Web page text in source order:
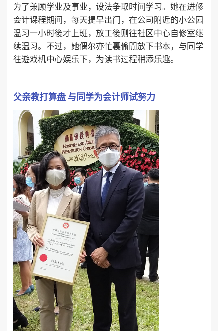
为了兼顾学业及事业，设法争取时间学习。她在进修
会计课程期间，每天提早出门，在公司附近的小公园
温习一小时後才上班，放工後则往社区中心自修室继
续温习。不过，她偶尔亦忙裏偷閒放下书本，与同学
往遊戏机中心娱乐下，为读书过程稍添乐趣。
父亲教打算盘 与同学为会计师试努力